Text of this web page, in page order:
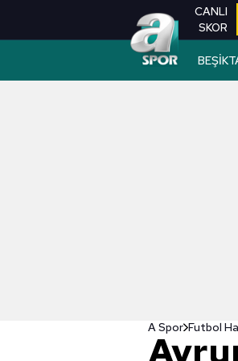
CANLI
SKOR
A Spor Futbol